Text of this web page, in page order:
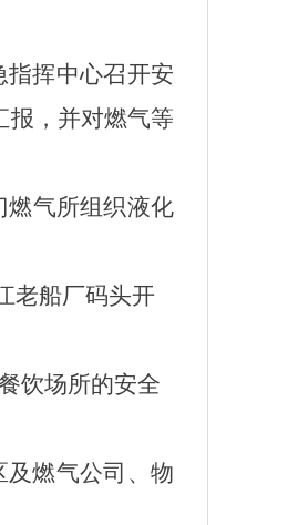
挥中心召开安
报，并对燃气等
燃气所组织液化
老船厂码头开
饮场所的安全
及燃气公司、物